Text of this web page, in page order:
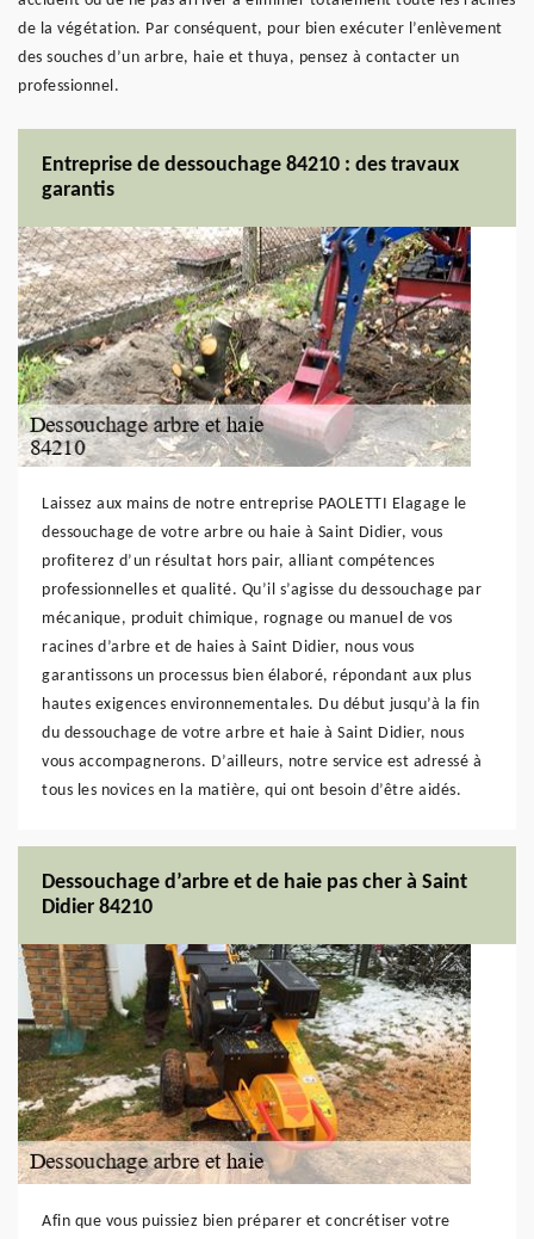
de la végétation. Par conséquent, pour bien exécuter l’enlèvement
des souches d’un arbre, haie et thuya, pensez à contacter un
professionnel.
Entreprise de dessouchage 84210 : des travaux
garantis
Laissez aux mains de notre entreprise PAOLETTI Elagage le
dessouchage de votre arbre ou haie à Saint Didier, vous
profiterez d’un résultat hors pair, alliant compétences
professionnelles et qualité. Qu’il s’agisse du dessouchage par
mécanique, produit chimique, rognage ou manuel de vos
racines d’arbre et de haies à Saint Didier, nous vous
garantissons un processus bien élaboré, répondant aux plus
hautes exigences environnementales. Du début jusqu’à la fin
du dessouchage de votre arbre et haie à Saint Didier, nous
vous accompagnerons. D’ailleurs, notre service est adressé à
tous les novices en la matière, qui ont besoin d’être aidés.
Dessouchage d’arbre et de haie pas cher à Saint
Didier 84210
Afin que vous puissiez bien préparer et concrétiser votre